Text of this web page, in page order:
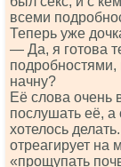
всеми
Теперь уже
— Да, я готова
начну?
Её слова очень
послушать её, а
хотелось
отреагирует на
«прощупать